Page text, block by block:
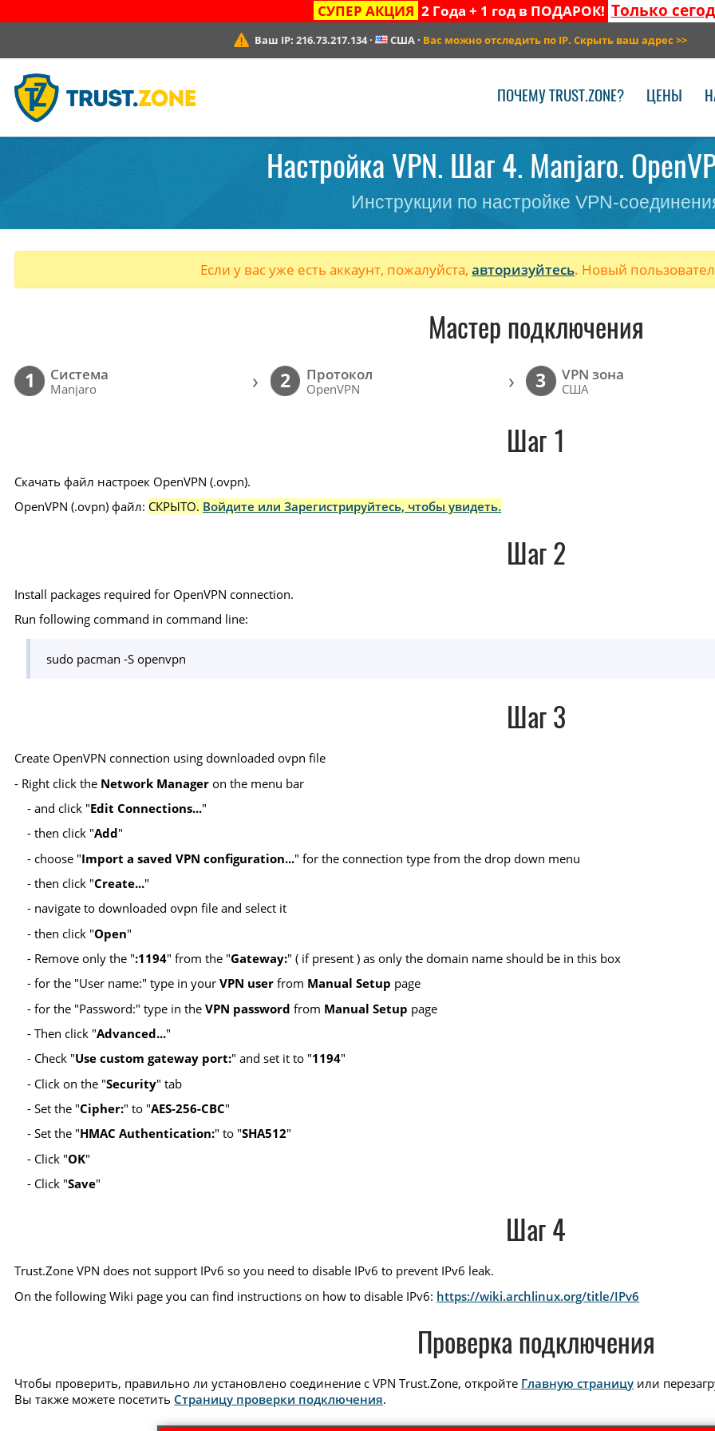
СУПЕР АКЦИЯ 2 Года + 1 год в ПОДАРОК! Только
Ваш IP:216.73.217.134· США· Вас можно отследить по IP. Скрыть ваш адрес >>
ПОЧЕМУ TRUST.ZONE? ЦЕНЫ
Настройка VPN. Шаг 4. Manjaro.
Инструкции по настройке VPN-
Если у вас уже есть аккаунт, пожалуйста,авторизуйтесь. Новый
Мастер подключения
1 Cистема
Manjaro › 2 Протокол
OpenVPN › 3 VPN зона
США
Шаг 1
Скачать файл настроек OpenVPN (.ovpn).
OpenVPN (.ovpn) файл: СКРЫТО. Войдите или Зарегистрируйтесь, чтобы увидеть.
Шаг 2
Install packages required for OpenVPN connection.
Run following command in command line:
sudo pacman -S openvpn
Шаг 3
Create OpenVPN connection using downloaded ovpn file
- Right click the Network Manager on the menu bar
- and click "Edit Connections..."
- then click "Add"
- choose "Import a saved VPN configuration..." for the connection type from the drop down menu
- then click "Create..."
- navigate to downloaded ovpn file and select it
- then click "Open"
- Remove only the ":1194" from the "Gateway:" ( if present ) as only the domain name should be in this box
- for the "User name:" type in yourVPN user from Manual Setup page
- for the "Password:" type in theVPN password from Manual Setup page
- Then click "Advanced..."
- Check "Use custom gateway port:" and set it to "1194"
- Click on the "Security" tab
- Set the "Cipher:" to "AES-256-CBC"
- Set the "HMAC Authentication:" to "SHA512"
- Click "OK"
- Click "Save"
Шаг 4
Trust.Zone VPN does not support IPv6 so you need to disable IPv6 to prevent IPv6 leak.
On the following Wiki page you can find instructions on how to disable IPv6: https://wiki.archlinux.org/title/IPv6
Проверка подключения
Чтобы проверить, правильно ли установлено соединение с VPN Trust.Zone, откройте Главную страницу или
Вы также можете посетить Страницу проверки подключения.